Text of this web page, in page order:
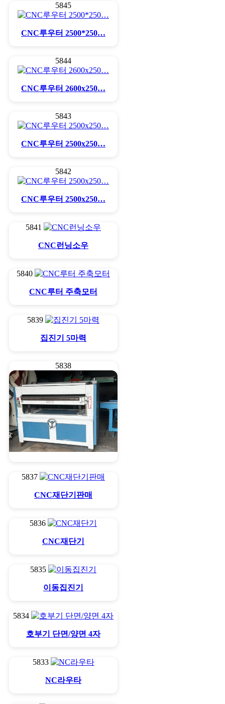
5845
CNC루우터 2500*250…
5844
CNC루우터 2600x250…
5843
CNC루우터 2500x250…
5842
CNC루우터 2500x250…
5841
CNC런닝소우
5840
CNC루터 주축모터
5839
집진기 5마력
5838
5837
CNC재단기판매
5836
CNC재단기
5835
이동집진기
5834
호부기 단면/양면 4자
5833
NC라우타